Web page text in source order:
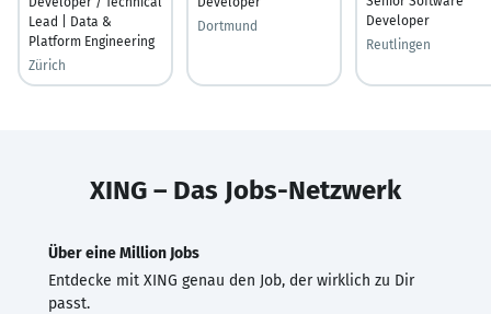
Lead | Data &
Platform Engineering
Zürich
Dortmund
Developer
Reutlingen
XING – Das Jobs-Netzwerk
Über eine Million Jobs
Entdecke mit XING genau den Job, der wirklich zu Dir
passt.